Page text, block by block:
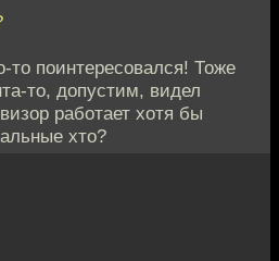
то поинтересовался! Тоже
то, допустим, видел
работает хотя бы
хто?